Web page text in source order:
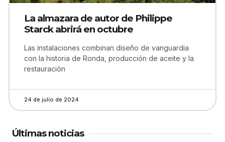
La almazara de autor de Philippe
Starck abrirá en octubre
Las instalaciones combinan diseño de vanguardia
con la historia de Ronda, producción de aceite y la
restauración
24 de julio de 2024
Últimas noticias